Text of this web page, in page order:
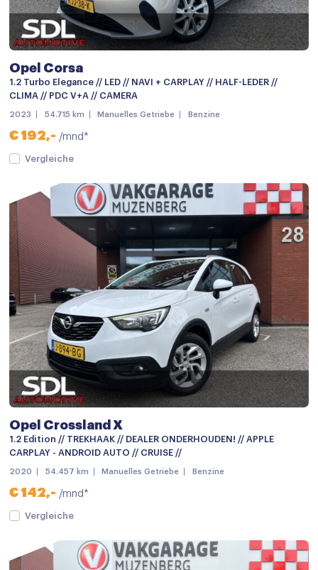
Buitenspiegels verwarmbaar
Bumpers in carrosseriekleur
Chroom delen exterieur
Getint glas
LED achterlichten
LED dagrijverlichting
LED koplampen
Lichtmetalen velgen
Lichtmetalen velgen 18"
Metaalkleur
Mistlampen voor
mistlampen voor
Parkeersensor achter
Parkeersensor voor
Parkeersensor voor en achter
Achteruitrijcamera
Android auto
Multimedia systeem
Opel Corsa
1.2 Turbo Elegance // LED // NAVI + CARPLAY // HALF-LEDER //
CLIMA // PDC V+A // CAMERA
2023 54.715 km Manuelles Getriebe Benzine
€ 192,- /mnd*
Vergleiche
Opel Crossland X
1.2 Edition // TREKHAAK // DEALER ONDERHOUDEN! // APPLE
CARPLAY - ANDROID AUTO // CRUISE //
2020 54.457 km Manuelles Getriebe Benzine
€ 142,- /mnd*
Vergleiche